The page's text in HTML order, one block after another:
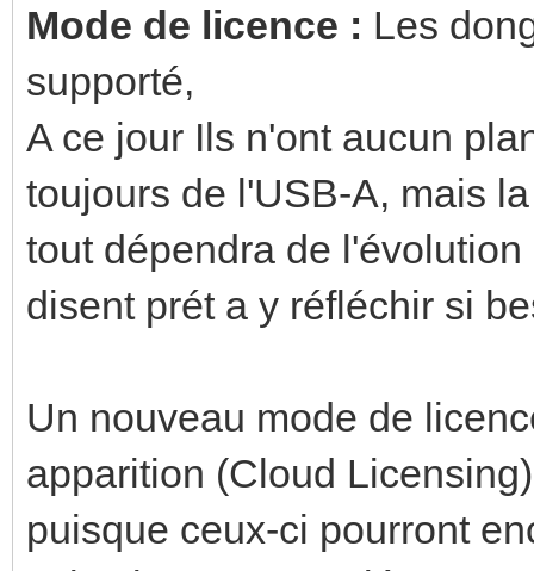
Mode de licence : Les
supporté,
A ce jour Ils n'ont aucun
toujours de l'USB-A, mais
tout dépendra de
disent prét a y réfléchir si
Un nouveau mode de
apparition (Cloud
puisque ceux-ci pourront